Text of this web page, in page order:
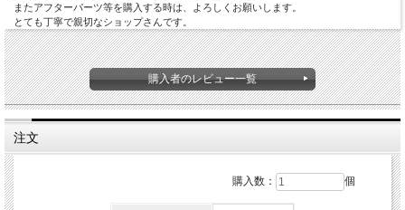
またアフターパーツ等を購入する時は、よろしくお願いします。
とても丁寧で親切なショップさんです。
購入者のレビュー一覧
注文
購入数： 個